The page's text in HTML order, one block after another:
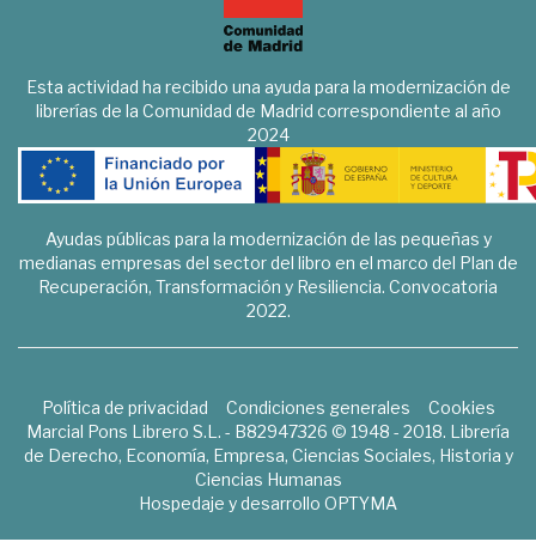
Esta actividad ha recibido una ayuda para la modernización de
librerías de la Comunidad de Madrid correspondiente al año
2024
Ayudas públicas para la modernización de las pequeñas y
medianas empresas del sector del libro en el marco del Plan de
Recuperación, Transformación y Resiliencia. Convocatoria
2022.
Política de privacidad Condiciones generales
Cookies
Marcial Pons Librero S.L. - B82947326 © 1948 - 2018. Librería
de Derecho, Economía, Empresa, Ciencias Sociales, Historia y
Ciencias Humanas
Hospedaje y desarrollo OPTYMA